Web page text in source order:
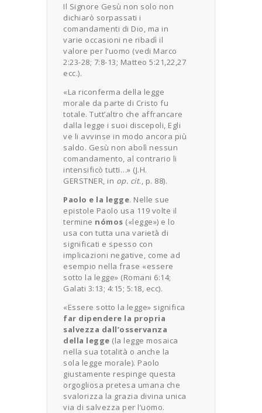
Il Signore Gesù non solo non
dichiarò sorpassati i
comandamenti di Dio, ma in
varie occasioni ne ribadì il
valore per l’uomo (vedi Marco
2:23-28; 7:8-13; Matteo 5:21,22,27
ecc.).
«La riconferma della legge
morale da parte di Cristo fu
totale. Tutt’altro che affrancare
dalla legge i suoi discepoli, Egli
ve li avvinse in modo ancora più
saldo. Gesù non abolì nessun
comandamento, al contrario li
intensificò tutti…» (J.H.
GERSTNER, in op. cit., p. 88).
Paolo e la legge. Nelle sue
epistole Paolo usa 119 volte il
termine nómos («legge») e lo
usa con tutta una varietà di
significati e spesso con
implicazioni negative, come ad
esempio nella frase «essere
sotto la legge» (Romani 6:14;
Galati 3:13; 4:15; 5:18, ecc).
«Essere sotto la legge» significa
far dipendere la propria
salvezza dall’osservanza
della legge (la legge mosaica
nella sua totalità o anche la
sola legge morale). Paolo
giustamente respinge questa
orgogliosa pretesa umana che
svalorizza la grazia divina unica
via di salvezza per l’uomo.